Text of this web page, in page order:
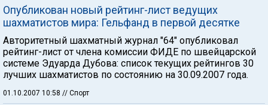
Опубликован новый рейтинг-лист ведущих
шахматистов мира: Гельфанд в первой десятке
Авторитетный шахматный журнал "64" опубликовал
рейтинг-лист от члена комиссии ФИДЕ по швейцарской
системе Эдуарда Дубова: список текущих рейтингов 30
лучших шахматистов по состоянию на 30.09.2007 года.
01.10.2007 10:58 // Спорт